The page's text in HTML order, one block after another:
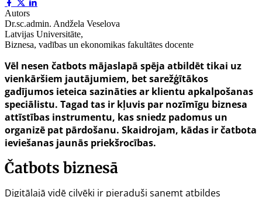
Autors
Dr.sc.admin. Andžela Veselova
Latvijas Universitāte,
Biznesa, vadības un ekonomikas fakultātes docente
Vēl nesen čatbots mājaslapā spēja atbildēt tikai uz
vienkāršiem jautājumiem, bet sarežģītākos
gadījumos ieteica sazināties ar klientu apkalpošanas
speciālistu. Tagad tas ir kļuvis par nozīmīgu biznesa
attīstības instrumentu, kas sniedz padomus un
organizē pat pārdošanu. Skaidrojam, kādas ir čatbota
ieviešanas jaunās priekšrocības.
Čatbots biznesā
Digitālajā vidē cilvēki ir pieraduši saņemt atbildes